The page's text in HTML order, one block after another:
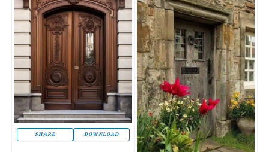
SHARE DOWNLOAD